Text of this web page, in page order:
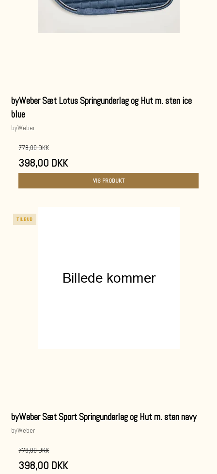
byWeber Sæt Lotus Springunderlag og Hut m. sten ice
blue
byWeber
778,00 DKK
398,00 DKK
VIS PRODUKT
TILBUD
byWeber Sæt Sport Springunderlag og Hut m. sten navy
byWeber
778,00 DKK
398,00 DKK